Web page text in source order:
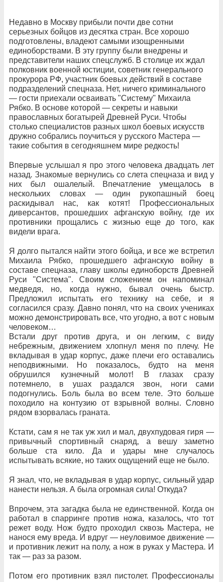
Недавно в Москву прибыли почти две сотни
серьезных бойцов из десятка стран. Все хорошо
подготовлены, владеют самыми изощренными
единоборствами. В эту группу были внедрены и
представители наших спецслужб. В столице их ждал
полковник военной юстиции, советник генерального
прокурора РФ, участник боевых действий в составе
подразделений спецназа. Нет, ничего криминального
— гости приехали осваивать "Систему" Михаила
Рябко. В основе которой — секреты и навыки
православных богатырей Древней Руси. Чтобы
столько специалистов разных школ боевых искусств
дружно собрались поучиться у русского Мастера —
такие события в сегодняшнем мире редкость!
Впервые услышал я про этого человека двадцать лет
назад. Знакомые вернулись со слета спецназа и вид у
них был ошалелый. Впечатление умещалось в
нескольких словах — один рукопашный боец
раскидывал нас, как котят! Профессиональных
диверсантов, прошедших афганскую войну, где их
противники прощались с жизнью еще до того, как
видели врага.
Я долго пытался найти этого бойца, и все же встретил
Михаила Рябко, прошедшего афганскую войну в
составе спецназа, главу школы единоборств Древней
Руси "Система". Своим сложением он напоминал
медведя, но, когда нужно, бывал очень быстр.
Предложил испытать его технику на себе, и я
согласился сразу. Давно понял, что на своих учениках
можно демонстрировать все, что угодно, а вот с новым
человеком…
Встали друг против друга, и он легким, с виду
небрежным, движением хлопнул меня по плечу. Не
вкладывая в удар корпус, даже плечи его оставались
неподвижными. Но показалось, будто на меня
обрушился кузнечный молот! В глазах сразу
потемнело, в ушах раздался звон, ноги сами
подогнулись. Боль была во всем теле. Это больше
походило на контузию от взрывной волны. Словно
рядом взорвалась граната.
Кстати, сам я не так уж хил и мал, двухпудовая гиря —
привычный спортивный снаряд, а вешу заметно
больше ста кило. Да и удары мне случалось
испытывать всякие, но таких ощущений еще не было.
Я знал, что, не вкладывая в удар корпус, сильный удар
нанести нельзя. А была огромная сила! Откуда?
Впрочем, эта загадка была не единственной. Когда он
работал в спарринге против ножа, казалось, что тот
режет воду. Нож будто проходил сквозь Мастера, не
нанося ему вреда. И вдруг — неуловимое движение —
и противник лежит на полу, а нож в руках у Мастера. И
так — раз за разом.
Потом его противник взял пистолет. Профессионалы